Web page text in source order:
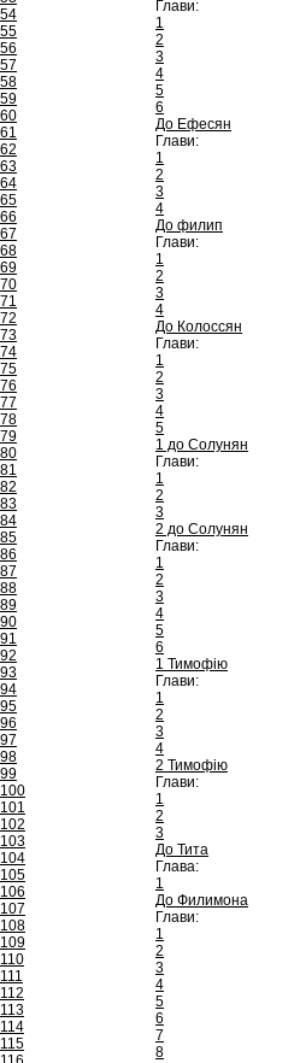
54
55
56
57
58
59
60
61
62
63
64
65
66
67
68
69
70
71
72
73
74
75
76
77
78
79
80
81
82
83
84
85
86
87
88
89
90
91
92
93
94
95
96
97
98
99
100
101
102
103
104
105
106
107
108
109
110
111
112
113
114
115
Глави:
1
2
3
4
5
6
До Ефесян
Глави:
1
2
3
4
До филип
Глави:
1
2
3
4
До Колоссян
Глави:
1
2
3
4
5
1 до Солунян
Глави:
1
2
3
2 до Солунян
Глави:
1
2
3
4
5
6
1 Тимофію
Глави:
1
2
3
4
2 Тимофію
Глави:
1
2
3
До Тита
Глава:
1
До Филимона
Глави:
1
2
3
4
5
6
7
8